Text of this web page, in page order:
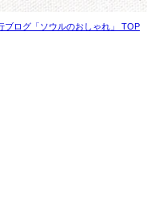
ブログ「ソウルのおしゃれ」 TOP